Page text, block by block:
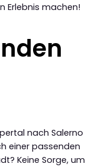
Erlebnis machen!
nach Salerno
einer passenden
Keine Sorge, um